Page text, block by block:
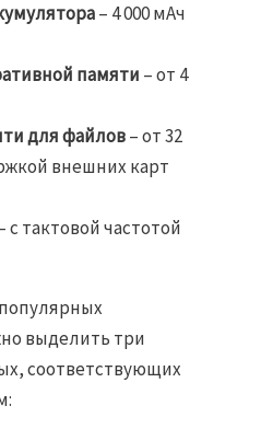
– 4 000 мАч
памяти – от 4
для файлов­– от 32
внешних карт
с тактовой частотой
выделить три
соответствующих